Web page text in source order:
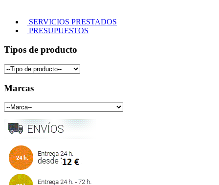
SERVICIOS PRESTADOS
PRESUPUESTOS
Tipos de producto
Marcas